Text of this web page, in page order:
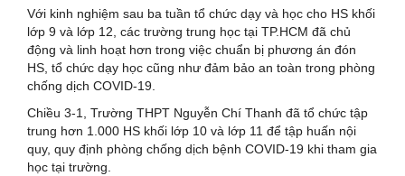
Với kinh nghiệm sau ba tuần tổ chức dạy và học cho HS khối
lớp 9 và lớp 12, các trường trung học tại TP.HCM đã chủ
động và linh hoạt hơn trong việc chuẩn bị phương án đón
HS, tổ chức dạy học cũng như đảm bảo an toàn trong phòng
chống dịch COVID-19.
Chiều 3-1, Trường THPT Nguyễn Chí Thanh đã tổ chức tập
trung hơn 1.000 HS khối lớp 10 và lớp 11 để tập huấn nội
quy, quy định phòng chống dịch bệnh COVID-19 khi tham gia
học tại trường.